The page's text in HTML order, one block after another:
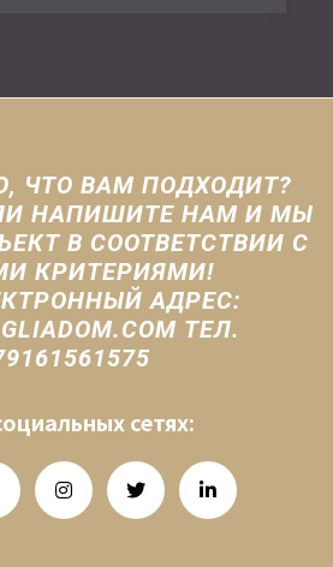
ЧТО ВАМ ПОДХОДИТ?
НАПИШИТЕ НАМ И МЫ
В СООТВЕТСТВИИ С
КРИТЕРИЯМИ!
АДРЕС:
ТЕЛ.
сетях: